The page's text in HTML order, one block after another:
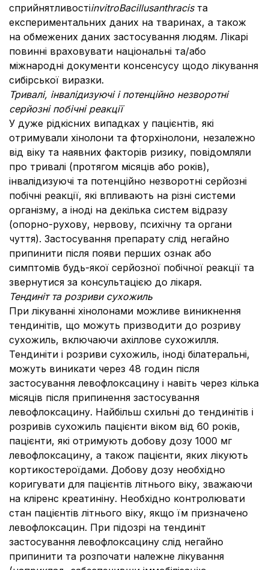
сприйнятливостіinvitroBacillusanthracisта
експериментальних даних на тваринах, а також
на обмежених даних застосування людям. Лікарі
повинні враховувати національні та/або
міжнародні документи консенсусу щодо лікування
сибірської виразки.
Тривалі, інвалідизуючі і потенційно незворотні
серйозні побічні реакції
У дуже рідкісних випадках у пацієнтів, які
отримували хінолони та фторхінолони, незалежно
від віку та наявних факторів ризику, повідомляли
про тривалі (протягом місяців або років),
інвалідизуючі та потенційно незворотні серйозні
побічні реакції, які впливають на різні системи
організму, а іноді на декілька систем відразу
(опорно-рухову, нервову, психічну та органи
чуття). Застосування препарату слід негайно
припинити після появи перших ознак або
симптомів будь-якої серйозної побічної реакції та
звернутися за консультацією до лікаря.
Тендиніт та розриви сухожиль
При лікуванні хінолонами можливе виникнення
тендинітів, що можуть призводити до розриву
сухожиль, включаючи ахіллове сухожилля.
Тендиніти і розриви сухожиль, іноді білатеральні,
можуть виникати через 48 годин після
застосування левофлоксацину і навіть через кілька
місяців після припинення застосування
левофлоксацину. Найбільш схильні до тендинітів і
розривів сухожиль пацієнти віком від 60 років,
пацієнти, які отримують добову дозу 1000 мг
левофлоксацину, а також пацієнти, яких лікують
кортикостероїдами. Добову дозу необхідно
коригувати для пацієнтів літнього віку, зважаючи
на кліренс креатиніну. Необхідно контролювати
стан пацієнтів літнього віку, якщо їм призначено
левофлоксацин. При підозрі на тендиніт
застосування левофлоксацину слід негайно
припинити та розпочати належне лікування